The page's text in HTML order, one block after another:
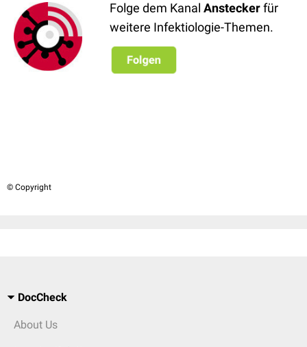
Folge dem Kanal Ansteckerfür
weitere Infektiologie-Themen.
© Copyright
DocCheck
About Us